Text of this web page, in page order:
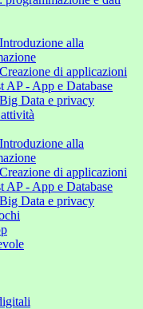
alla
di applicazioni
AP - App e Database
Data e privacy
alla
di applicazioni
AP - App e Database
Data e privacy